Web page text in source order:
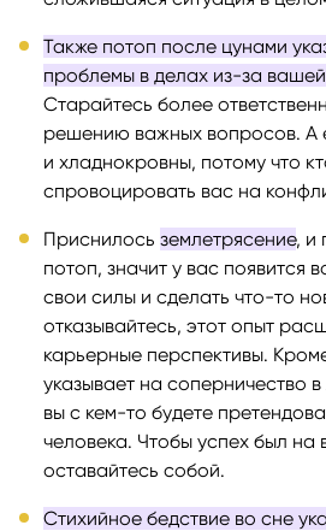
Также потоп после цунами
проблемы в делах из-за
Старайтесь более
решению важных вопросов. А
и хладнокровны, потому что
спровоцировать вас на
Приснилось землетрясение, и
потоп, значит у вас появится
свои силы и сделать что-то
отказывайтесь, этот опыт
карьерные перспективы.
указывает на соперничество
вы с кем-то будете
человека. Чтобы успех был на
оставайтесь собой.
Стихийное бедствие во сне